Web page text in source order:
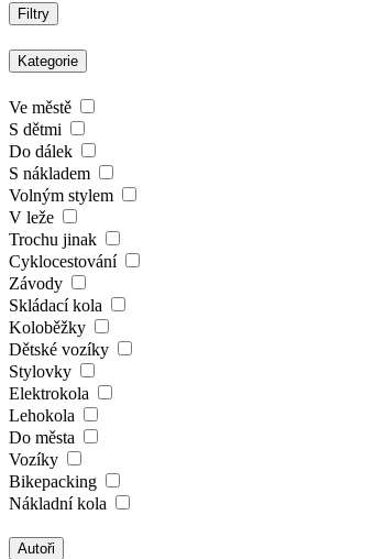
Filtry
Kategorie
Ve městě
S dětmi
Do dálek
S nákladem
Volným stylem
V leže
Trochu jinak
Cyklocestování
Závody
Skládací kola
Koloběžky
Dětské vozíky
Stylovky
Elektrokola
Lehokola
Do města
Vozíky
Bikepacking
Nákladní kola
Autoři